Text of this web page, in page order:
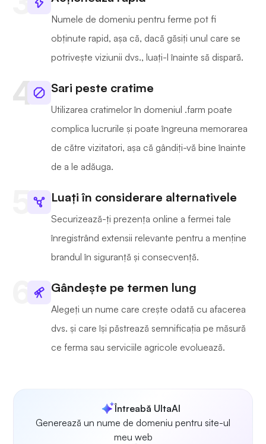
Numele de domeniu pentru ferme pot fi
obținute rapid, așa că, dacă găsiți unul care se
potrivește viziunii dvs., luați-l înainte să dispară.
Sari peste cratime
Utilizarea cratimelor în domeniul .farm poate
complica lucrurile și poate îngreuna memorarea
de către vizitatori, așa că gândiți-vă bine înainte
de a le adăuga.
Luați în considerare alternativele
Securizează-ți prezența online a fermei tale
înregistrând extensii relevante pentru a menține
brandul în siguranță și consecvență.
Gândește pe termen lung
Alegeți un nume care crește odată cu afacerea
dvs. și care își păstrează semnificația pe măsură
ce ferma sau serviciile agricole evoluează.
Întreabă UltaAI
Generează un nume de domeniu pentru site-ul
meu web